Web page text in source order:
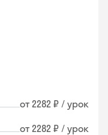
от 2282 ₽ / урок
от 2282 ₽ / урок